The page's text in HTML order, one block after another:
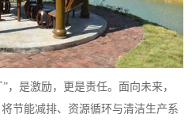
，是激励，更是责任。面向未来，
节能减排、资源循环与清洁生产系